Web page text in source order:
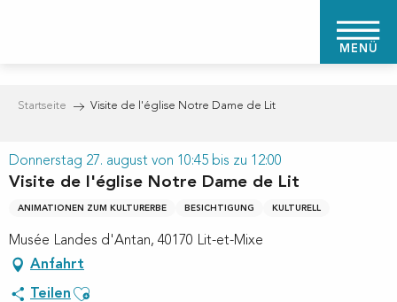
MENÜ
Startseite Visite de l'église Notre Dame de Lit
Donnerstag 27. august von 10:45 bis zu 12:00
Visite de l'église Notre Dame de Lit
ANIMATIONEN ZUM KULTURERBE BESICHTIGUNG KULTURELL
Musée Landes d'Antan, 40170 Lit-et-Mixe
Anfahrt
Teilen Ajouter aux favoris